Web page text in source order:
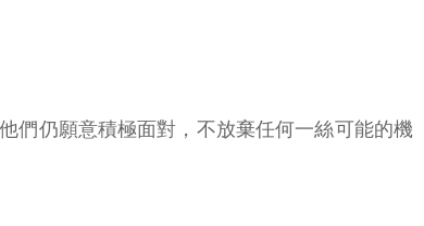
們仍願意積極面對，不放棄任何一絲可能的機